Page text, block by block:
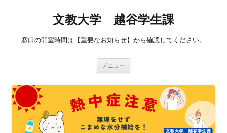
文教大学 越谷学生課
窓口の開室時間は【重要なお知らせ】から確認してください。
メニュー